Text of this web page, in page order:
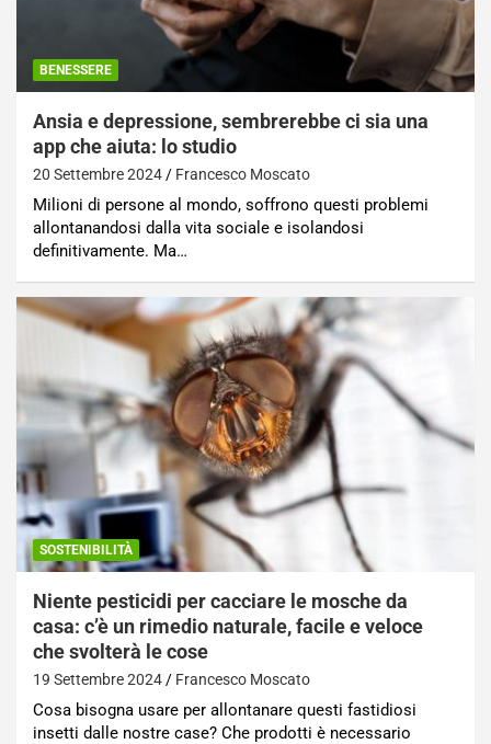
BENESSERE
Ansia e depressione, sembrerebbe ci sia una
app che aiuta: lo studio
20 Settembre 2024 Francesco Moscato
Milioni di persone al mondo, soffrono questi problemi
allontanandosi dalla vita sociale e isolandosi
definitivamente. Ma…
SOSTENIBILITÀ
Niente pesticidi per cacciare le mosche da
casa: c’è un rimedio naturale, facile e veloce
che svolterà le cose
19 Settembre 2024 Francesco Moscato
Cosa bisogna usare per allontanare questi fastidiosi
insetti dalle nostre case? Che prodotti è necessario